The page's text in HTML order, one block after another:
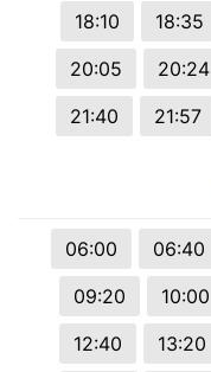
18:10
18:35
20:05
20:24
21:40
21:57
06:00 06:40
09:20
10:00
12:40
13:20